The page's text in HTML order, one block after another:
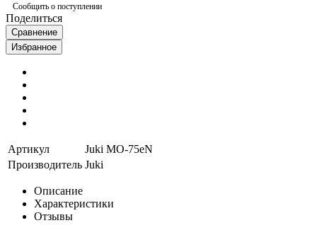
Сообщить о поступлении
Поделиться
Сравнение
Избранное
Артикул
Juki MO-75eN
Производитель Juki
Описание
Характеристики
Отзывы